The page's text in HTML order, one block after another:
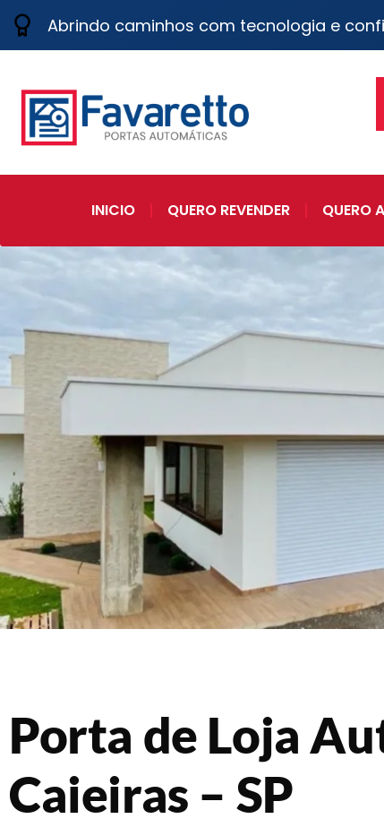
Abrindo caminhos com tecnologia e
INICIO QUERO REVENDER QUERO
Porta de Loja
Caieiras – SP